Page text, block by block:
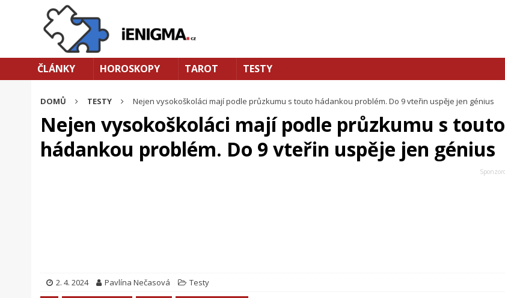
ČLÁNKY HOROSKOPY TAROT TESTY
DOMŮ TESTY Nejen vysokoškoláci mají podle průzkumu s touto hádankou problém. Do 9 vteřin uspěje jen génius
Nejen vysokoškoláci mají podle průzkumu s touto
hádankou problém. Do 9 vteřin uspěje jen génius
2. 4. 2024 Pavlína Nečasová Testy